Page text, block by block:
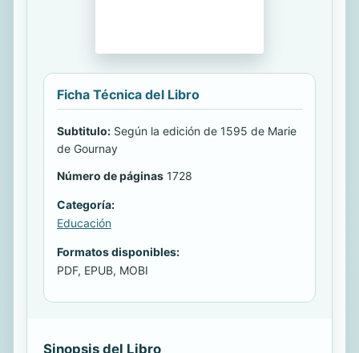
Ficha Técnica del Libro
Subtitulo: Según la edición de 1595 de Marie
de Gournay
Número de páginas 1728
Categoría:
Educación
Formatos disponibles:
PDF, EPUB, MOBI
Sinopsis del Libro